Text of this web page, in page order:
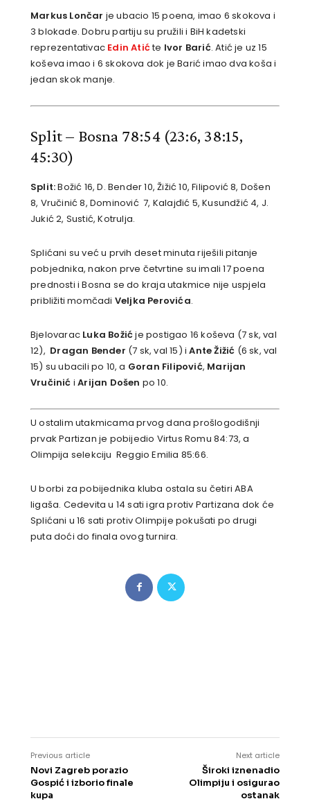
Markus Lončar je ubacio 15 poena, imao 6 skokova i
3 blokade. Dobru partiju su pružili i BiH kadetski
reprezentativac Edin Atićte Ivor Barić. Atić je uz 15
koševa imao i 6 skokova dok je Barić imao dva koša i
jedan skok manje.
Split – Bosna 78:54 (23:6, 38:15,
45:30)
Split:Božić 16, D. Bender 10, Žižić 10, Filipović 8, Došen
8, Vručinić 8, Dominović 7, Kalajđić 5, Kusundžić 4, J.
Jukić 2, Sustić, Kotrulja.
Splićani su već u prvih deset minuta riješili pitanje
pobjednika, nakon prve četvrtine su imali 17 poena
prednosti i Bosna se do kraja utakmice nije uspjela
približiti momčadi Veljka Perovića.
Bjelovarac Luka Božićje postigao 16 koševa (7 sk, val
12), Dragan Bender (7 sk, val 15) iAnte Žižić (6 sk, val
15) su ubacili po 10, a Goran Filipović, Marijan
Vručinić iArijan Došen po 10.
U ostalim utakmicama prvog dana prošlogodišnji
prvak Partizan je pobijedio Virtus Romu 84:73, a
Olimpija selekciju Reggio Emilia 85:66.
U borbi za pobijednika kluba ostala su četiri ABA
ligaša. Cedevita u 14 sati igra protiv Partizana dok će
Splićani u 16 sati protiv Olimpije pokušati po drugi
puta doći do finala ovog turnira.
Previous article
Novi Zagreb porazio
Gospić i izborio finale
kupa
Next article
Široki iznenadio
Olimpiju i osigurao
ostanak